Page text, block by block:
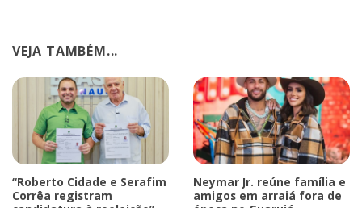
VEJA TAMBÉM...
“Roberto Cidade e Serafim
Corrêa registram
Neymar Jr. reúne família e
amigos em arraiá fora de